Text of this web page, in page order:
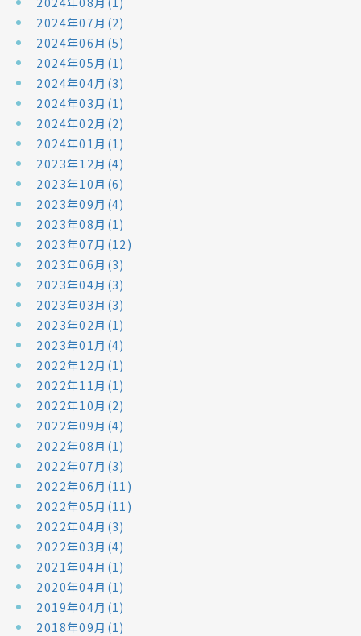
2024年07月(2)
2024年06月(5)
2024年05月(1)
2024年04月(3)
2024年03月(1)
2024年02月(2)
2024年01月(1)
2023年12月(4)
2023年10月(6)
2023年09月(4)
2023年08月(1)
2023年07月(12)
2023年06月(3)
2023年04月(3)
2023年03月(3)
2023年02月(1)
2023年01月(4)
2022年12月(1)
2022年11月(1)
2022年10月(2)
2022年09月(4)
2022年08月(1)
2022年07月(3)
2022年06月(11)
2022年05月(11)
2022年04月(3)
2022年03月(4)
2021年04月(1)
2020年04月(1)
2019年04月(1)
2018年09月(1)